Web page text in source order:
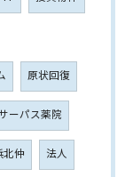
原状回復
ーパス薬院
仲 法人